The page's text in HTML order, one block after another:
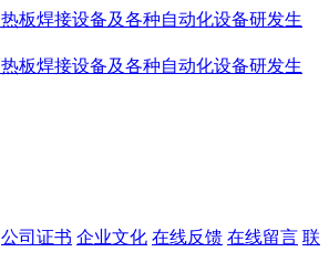
公司证书 企业文化 在线反馈 在线留言 联